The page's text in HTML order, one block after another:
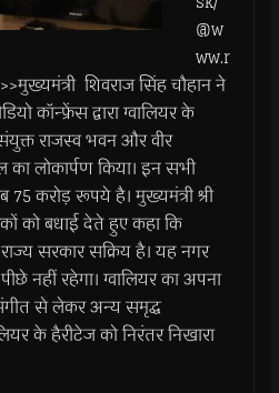
@w
ww.r
शिवराज सिंह चौहान ने
कॉन्फ्रेंस द्वारा ग्वालियर के
राजस्व भवन और वीर
का लोकार्पण किया। इन सभी
75 करोड़ रूपये है। मुख्यमंत्री श्री
को बधाई देते हुए कहा कि
सरकार सक्रिय है। यह नगर
नहीं रहेगा। ग्वालियर का अपना
संगीत से लेकर अन्य समृद्ध
के हैरीटेज को निरंतर निखारा